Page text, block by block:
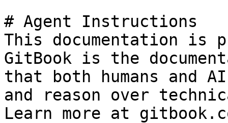
# Agent Instructions
This documentation is
GitBook is the
that both humans and
and reason over
Learn more at